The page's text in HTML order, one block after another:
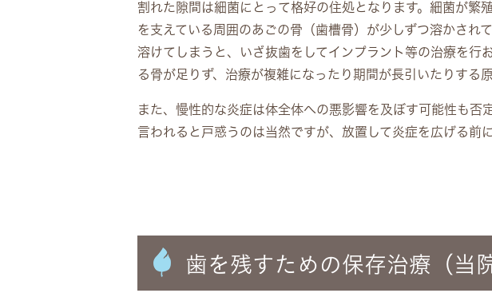
割れた隙間は細菌にとって格好の住処となります。細菌が繁
を支えている周囲のあごの骨（歯槽骨）が少しずつ溶かされ
溶けてしまうと、いざ抜歯をしてインプラント等の治療を行
る骨が足りず、治療が複雑になったり期間が長引いたりする原
また、慢性的な炎症は体全体への悪影響を及ぼす可能性も否
言われると戸惑うのは当然ですが、放置して炎症を広げる前
歯を残すための保存治療（当